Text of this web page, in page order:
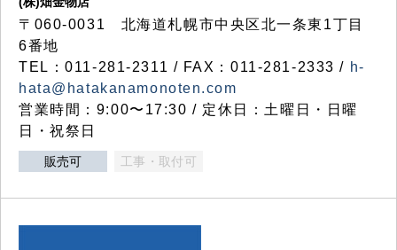
〒060-0031 北海道札幌市中央区北一条東1丁目
6番地
TEL：011-281-2311 / FAX：011-281-2333 / h-
hata@hatakanamonoten.com
営業時間：9:00〜17:30 / 定休日：土曜日・日曜
日・祝祭日
販売可 工事・取付可